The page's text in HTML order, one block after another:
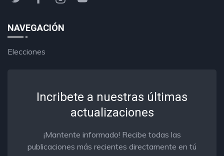
NAVEGACIÓN
Elecciones
Incribete a nuestras últimas
actualizaciones
¡Mantente informado! Recibe todas las
publicaciones más recientes directamente en tú